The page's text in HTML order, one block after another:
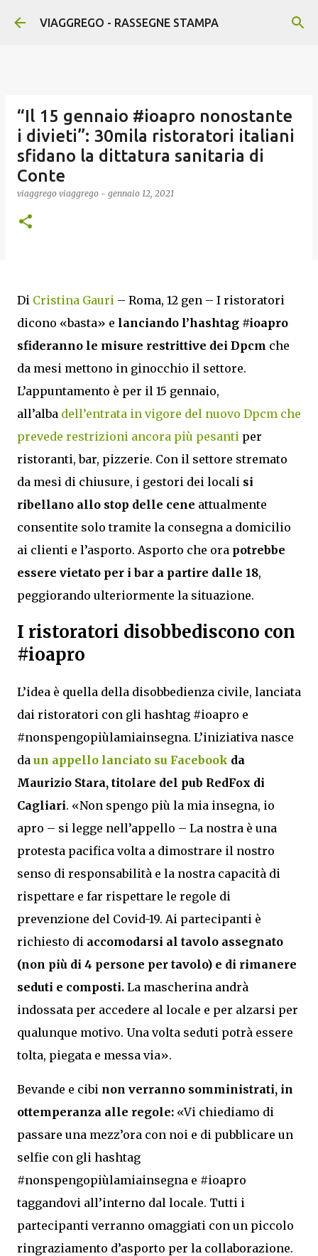
Passa ai contenuti principali
VIAGGREGO - RASSEGNE STAMPA
“Il 15 gennaio #ioapro nonostante
i divieti”: 30mila ristoratori italiani
sfidano la dittatura sanitaria di
Conte
viaggrego viaggrego - gennaio 12, 2021
Di Cristina Gauri – Roma, 12 gen – I ristoratori
dicono «basta» e lanciando l’hashtag #ioapro
sfideranno le misure restrittive dei Dpcm che
da mesi mettono in ginocchio il settore.
L’appuntamento è per il 15 gennaio,
all’alba dell’entrata in vigore del nuovo Dpcm che
prevede restrizioni ancora più pesanti per
ristoranti, bar, pizzerie. Con il settore stremato
da mesi di chiusure, i gestori dei locali si
ribellano allo stop delle cene attualmente
consentite solo tramite la consegna a domicilio
ai clienti e l’asporto. Asporto che ora potrebbe
essere vietato per i bar a partire dalle 18,
peggiorando ulteriormente la situazione.
I ristoratori disobbediscono con
#ioapro
L’idea è quella della disobbedienza civile, lanciata
dai ristoratori con gli hashtag #ioapro e
#nonspengopiùlamiainsegna. L’iniziativa nasce
da un appello lanciato su Facebook da
Maurizio Stara, titolare del pub RedFox di
Cagliari. «Non spengo più la mia insegna, io
apro – si legge nell’appello – La nostra è una
protesta pacifica volta a dimostrare il nostro
senso di responsabilità e la nostra capacità di
rispettare e far rispettare le regole di
prevenzione del Covid-19. Ai partecipanti è
richiesto di accomodarsi al tavolo assegnato
(non più di 4 persone per tavolo) e di rimanere
seduti e composti. La mascherina andrà
indossata per accedere al locale e per alzarsi per
qualunque motivo. Una volta seduti potrà essere
tolta, piegata e messa via».
Bevande e cibi non verranno somministrati, in
ottemperanza alle regole: «Vi chiediamo di
passare una mezz’ora con noi e di pubblicare un
selfie con gli hashtag
#nonspengopiùlamiainsegna e #ioapro
taggandovi all’interno dal locale. Tutti i
partecipanti verranno omaggiati con un piccolo
ringraziamento d’asporto per la collaborazione.